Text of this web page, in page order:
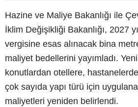
Hazine ve Maliye Bakanlığı ile
İklim Değişikliği Bakanlığı, 2027
vergisine esas alınacak bina
maliyet bedellerini yayımladı.
konutlardan otellere,
çok sayıda yapı türü için
maliyetleri yeniden belirlendi.